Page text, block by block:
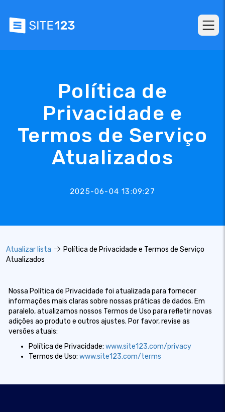
Política de
Privacidade e
Termos de Serviço
Atualizados
2025-06-04 13:09:27
Atualizar lista
Política de Privacidade e Termos de Serviço
Atualizados
Nossa Política de Privacidade foi atualizada para fornecer
informações mais claras sobre nossas práticas de dados. Em
paralelo, atualizamos nossos Termos de Uso para refletir novas
adições ao produto e outros ajustes. Por favor, revise as
versões atuais:
Política de Privacidade: www.site123.com/privacy
Termos de Uso: www.site123.com/terms